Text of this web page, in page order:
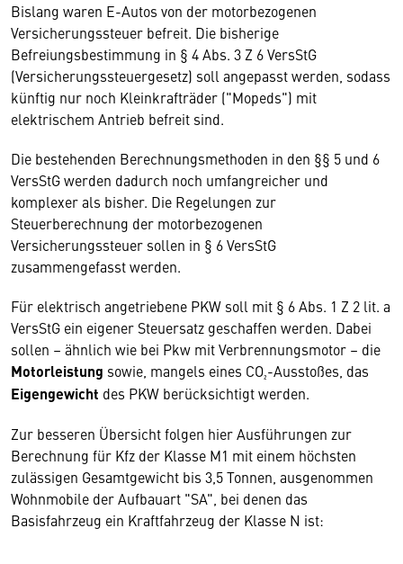
Bislang waren E-Autos von der motorbezogenen
Versicherungssteuer befreit. Die bisherige
Befreiungsbestimmung in § 4 Abs. 3 Z 6 VersStG
(Versicherungssteuergesetz) soll angepasst werden, sodass
künftig nur noch Kleinkrafträder ("Mopeds") mit
elektrischem Antrieb befreit sind.
Die bestehenden Berechnungsmethoden in den §§ 5 und 6
VersStG werden dadurch noch umfangreicher und
komplexer als bisher. Die Regelungen zur
Steuerberechnung der motorbezogenen
Versicherungssteuer sollen in § 6 VersStG
zusammengefasst werden.
Für elektrisch angetriebene PKW soll mit § 6 Abs. 1 Z 2 lit. a
VersStG ein eigener Steuersatz geschaffen werden. Dabei
sollen – ähnlich wie bei Pkw mit Verbrennungsmotor – die
Motorleistung sowie, mangels eines CO₂-Ausstoßes, das
Eigengewicht des PKW berücksichtigt werden.
Zur besseren Übersicht folgen hier Ausführungen zur
Berechnung für Kfz der Klasse M1 mit einem höchsten
zulässigen Gesamtgewicht bis 3,5 Tonnen, ausgenommen
Wohnmobile der Aufbauart "SA", bei denen das
Basisfahrzeug ein Kraftfahrzeug der Klasse N ist: